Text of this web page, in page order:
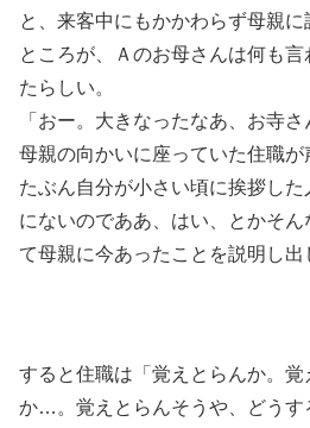
と、来客中にもかかわらず母親に
ところが、Ａのお母さんは何も
たらしい。
「おー。大きなったなあ、お寺
母親の向かいに座っていた住職が
たぶん自分が小さい頃に挨拶し
にないのでああ、はい、とかそ
て母親に今あったことを説明し出
すると住職は「覚えとらんか。覚
か…。覚えとらんそうや、どうす